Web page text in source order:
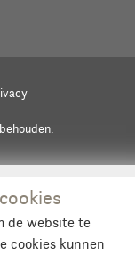
de website te
cookies kunnen